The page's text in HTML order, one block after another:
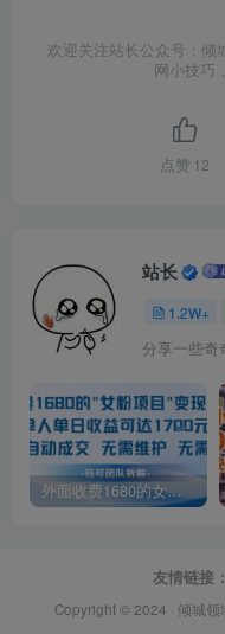
欢迎关注站长公众号：倾
网小技巧
点赞 12
站长
1.2W+
外面收费1680的女粉项目变现，单人单日收益可达1.7k，全自动成交无需维护
友情链接：
Copyright © 2024 · 倾城领